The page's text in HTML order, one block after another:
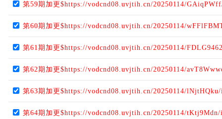
第59期加更$https://vodcnd08.uvjtih.cn/20250114/
第60期加更$https://vodcnd08.uvjtih.cn/20250114/
第61期加更$https://vodcnd08.uvjtih.cn/20250114/
第62期加更$https://vodcnd08.uvjtih.cn/20250114/
第63期加更$https://vodcnd08.uvjtih.cn/20250114/
第64期加更$https://vodcnd08.uvjtih.cn/20250114/tKtj9Mdn/